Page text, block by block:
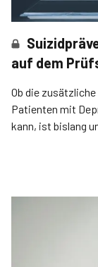
auf dem
Ob die
Patienten mit
kann, ist bislang